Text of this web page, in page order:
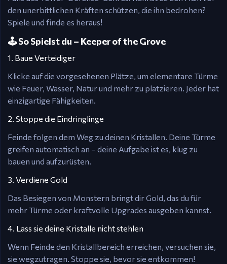
den unerbittlichen Kräften schützen, die ihn bedrohen?
Spiele und finde es heraus!
🕹️ So Spielst du – Keeper of the Grove
1. Baue Verteidiger
Klicke auf die vorgesehenen Plätze, um elementare Türme
wie Feuer, Wasser, Natur und mehr zu platzieren. Jeder hat
einzigartige Fähigkeiten.
2. Stoppe die Eindringlinge
Feinde folgen dem Weg zu deinen Kristallen. Deine Türme
greifen automatisch an – deine Aufgabe ist es, klug zu
bauen und aufzurüsten.
3. Verdiene Gold
Das Besiegen von Monstern bringt dir Gold, das du für
mehr Türme oder kraftvolle Upgrades ausgeben kannst.
4. Lass sie deine Kristalle nicht stehlen
Wenn Feinde den Kristallbereich erreichen, versuchen sie,
sie wegzutragen. Stoppe sie, bevor sie entkommen!